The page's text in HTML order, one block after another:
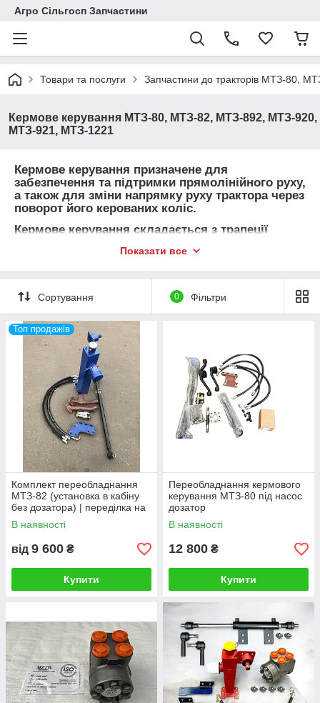
Агро Сільгосп Запчастини
Товари та послуги Запчастини до тракторів МТЗ-80,
Кермове керування МТЗ-80, МТЗ-82, МТЗ-892, МТЗ-920,
МТЗ-921, МТЗ-1221
Кермове керування призначене для
забезпечення та підтримки прямолінійного руху,
а також для зміни напрямку руху трактора через
поворот його керованих коліс.
Кермове керування складається з трапеції
механізму.На тракторах МТЗ-80 і МТЗ-82
підсилювачем.Рульова трапеція забезпечує
поворот лівого та правого керованих коліс на
різні кути, за яких передні та задні колеса
повертаються порівняно загального центру
повороту, розташованого на продовженні осі
задніх коліс. Завдяки цьому гойдання коліс
відбувається за концентричними окружностями
без бокового ковзання.
Показати все
Сортування 0 Фільтри
Топ продажів
Комплект переобладнання
МТЗ-82 (установка в кабіну
без дозатора) | переділка на
насос дозатор
В наявності
від 9 600 ₴
Купити
Переобладнання кермового
керування МТЗ-80 під насос
дозатор
В наявності
12 800 ₴
Купити